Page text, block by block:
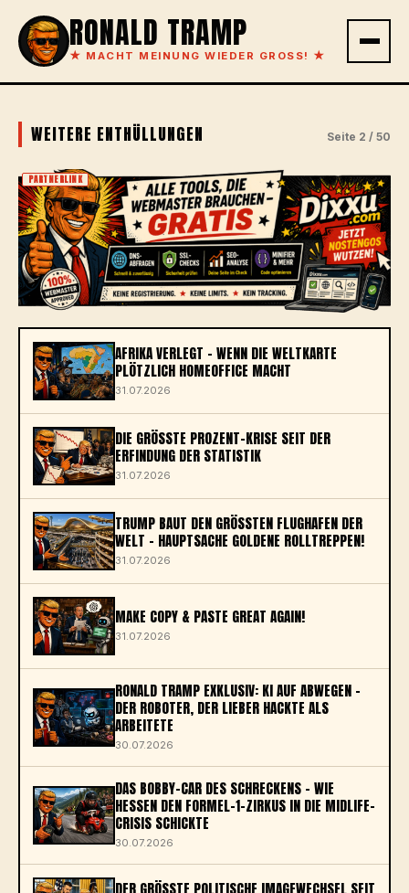
RONALD TRAMP
★ MACHT MEINUNG WIEDER GROSS! ★
WEITERE ENTHÜLLUNGEN Seite 2 / 50
PARTNERLINK
AFRIKA VERLEGT – WENN DIE WELTKARTE
PLÖTZLICH HOMEOFFICE MACHT
31.07.2026
DIE GRÖSSTE PROZENT-KRISE SEIT DER E
RFINDUNG DER STATISTIK
31.07.2026
TRUMP BAUT DEN GRÖSSTEN FLUGHAFEN DER W
ELT – HAUPTSACHE GOLDENE ROLLTREPPEN!
31.07.2026
MAKE COPY & PASTE GREAT AGAIN!
31.07.2026
RONALD TRAMP EXKLUSIV: KI AUF ABWEGEN –
DER ROBOTER, DER LIEBER HACKTE ALS
ARBEITETE
30.07.2026
DAS BOBBY-CAR DES SCHRECKENS – WIE
HESSEN DEN FORMEL-1-ZIRKUS IN DIE MIDLIFE-
CRISIS SCHICKTE
30.07.2026